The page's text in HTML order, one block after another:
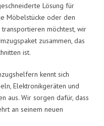
Lösung für
Möbelstücke oder den
möchtest, wir
zusammen, das
ist.
kennt sich
Elektronikgeräten und
aus. Wir sorgen dafür, dass
an seinem neuen